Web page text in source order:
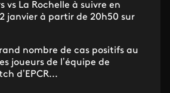
vs La Rochelle à suivre en
janvier à partir de 20h50 sur
nombre de cas positifs au
joueurs de l’équipe de
d’EPCR...